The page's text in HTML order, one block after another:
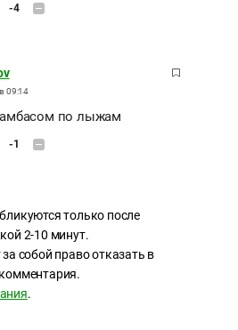
-4
09:14
по лыжам
-1
только после
2-10 минут.
собой право отказать в
.